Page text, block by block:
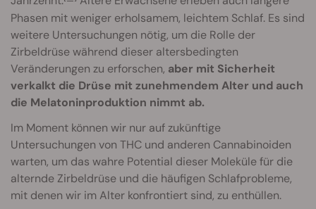
Phasen mit weniger erholsamem, leichtem Schlaf. Es sind
weitere Untersuchungen nötig, um die Rolle der
Zirbeldrüse während dieser altersbedingten
Veränderungen zu erforschen, aber mit Sicherheit
verkalkt die Drüse mit zunehmendem Alter und auch
die Melatoninproduktion nimmt ab.
Im Moment können wir nur auf zukünftige
Untersuchungen von THC und anderen Cannabinoiden
warten, um das wahre Potential dieser Moleküle für die
alternde Zirbeldrüse und die häufigen Schlafprobleme,
mit denen wir im Alter konfrontiert sind, zu enthüllen.